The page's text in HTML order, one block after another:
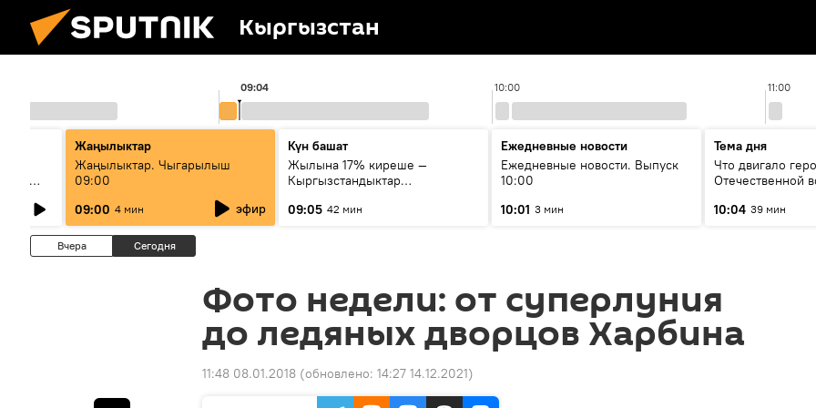
Кыргызстан
10:00 11:00
09:04
Жаңылыктар
Жаңылыктар. Чыгарылыш
09:00
09:00 4 мин эфир
Күн башат
Жылына 17% киреше —
Кыргызстандыктар
кагаздарды кантип сатып алат?
09:05 42 мин
Ежедневные новости
Ежедневные новости. Выпуск
10:00
10:01 3 мин
Тема дня
Что двигало
Отечественной
Тулебердиева
10:04 39 мин
Вчера Сегодня
Фото недели: от суперлуния
до ледяных дворцов Харбина
11:48 08.01.2018 (обновлено: 14:27 14.12.2021)